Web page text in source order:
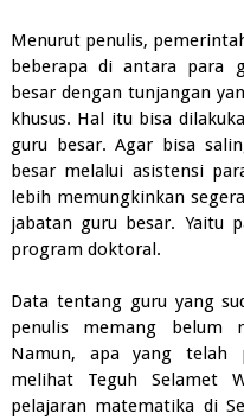
Menurut penulis,
beberapa di antara para
besar dengan tunjangan
khusus. Hal itu bisa
guru besar. Agar bisa
besar melalui asistensi
lebih memungkinkan
jabatan guru besar. Yaitu
program doktoral.
Data tentang guru yang
penulis memang belum
Namun, apa yang telah
melihat Teguh Selamet
pelajaran matematika di